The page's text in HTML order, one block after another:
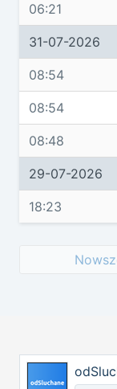
06:21
31-07-2026
08:54
08:54
08:48
29-07-2026
18:23